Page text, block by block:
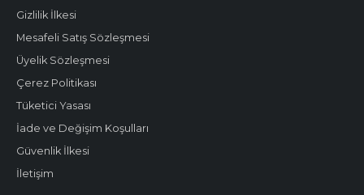
Gizlilik İlkesi
Mesafeli Satış Sözleşmesi
Üyelik Sözleşmesi
Çerez Politikası
Tüketici Yasası
İade ve Değişim Koşulları
Güvenlik İlkesi
İletişim